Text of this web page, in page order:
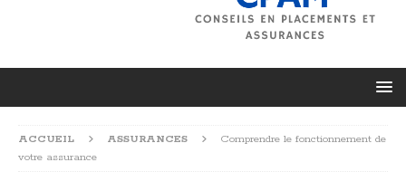
ACCUEIL ASSURANCES
Comprendre le fonctionnement de
votre assurance